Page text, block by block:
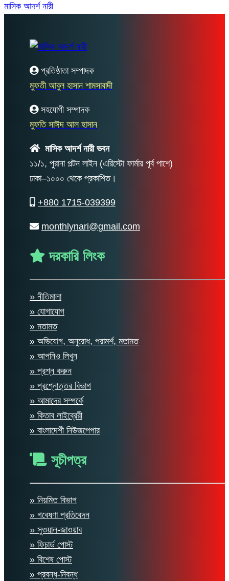
মাসিক আদর্শ নারী
প্রতিষ্ঠাতা সম্পাদক
মুফতী আবুল হাসান শামসাবাদী
সহযোগী সম্পাদক
মুফতি সাঈদ আল হাসান
মাসিক আদর্শ নারী ভবন
১১/১, পুরানা পল্টন লাইন (এরিস্টো ফার্মার পূর্ব পাশে)
ঢাকা–১০০০ থেকে প্রকাশিত।
+880 1715-039399
monthlynari@gmail.com
দরকারি লিংক
» নীতিমালা
» যোগাযোগ
» মতামত
» অভিযোগ, অনুরোধ, পরামর্শ, মতামত
» আপনিও লিখুন
» প্রশ্ন করুন
» প্রশ্নোত্তর বিভাগ
» আমাদের সম্পর্কে
» কিতাব লাইব্রেরী
» বাংলাদেশী নিউজপেপার
সূচীপত্র
» নিয়মিত বিভাগ
» গবেষণা প্রতিবেদন
» সুওয়াল-জাওয়াব
» ফিচার্ড পোস্ট
» বিশেষ পোস্ট
» প্রবন্ধ-নিবন্ধ